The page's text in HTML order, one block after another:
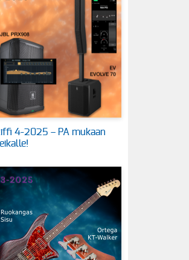
4-2025 – PA mukaan